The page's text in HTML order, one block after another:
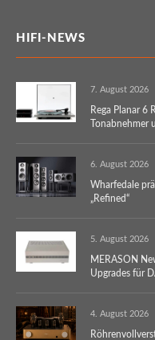
HIFI-NEWS
7. August 2026
Rega Planar 6
Tonabnehmer
6. August 2026
Wharfedale
„Refined“
5. August 2026
MERASON
Upgrades für
4. August 2026